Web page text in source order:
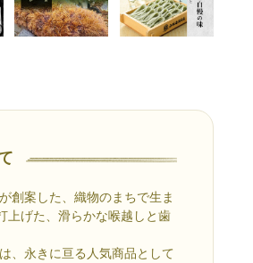
創案した、織物のまちで生ま
上げた、滑らかな喉越しと歯
、永きに亘る人気商品として